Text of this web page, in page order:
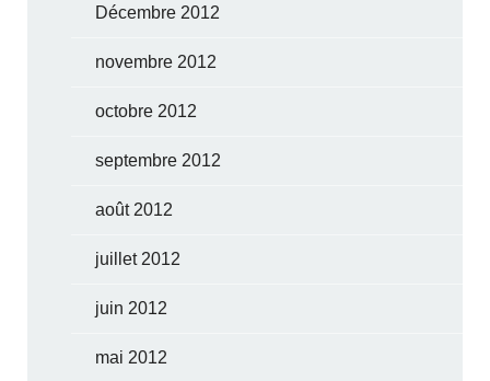
Décembre 2012
novembre 2012
octobre 2012
septembre 2012
août 2012
juillet 2012
juin 2012
mai 2012